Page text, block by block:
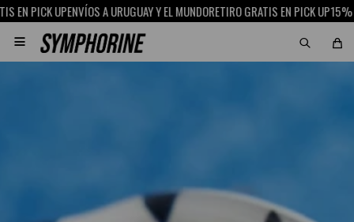
UPENVÍOS A URUGUAY Y EL MUNDORETIRO GRATIS EN PICK UP15% OFF
